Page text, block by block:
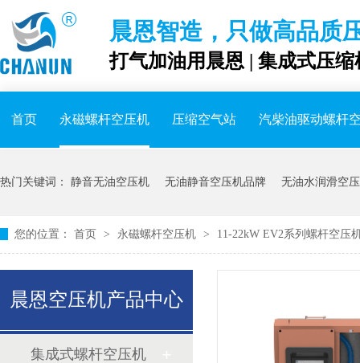
晨恩智造，只做高品质
打气加油用晨恩 | 集成式压
首页 永磁螺杆空压机 压缩空气站 汽柴油驱动螺杆
热门关键词： 静音无油空压机 无油静音空压机品牌 无油水润滑空
您的位置： 首页 > 永磁螺杆空压机 > 11-22kW EV2系列螺杆空压
晨恩空压机产品中心
集成式螺杆空压机